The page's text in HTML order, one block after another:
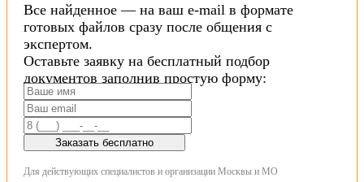
Все найденное — на ваш e-mail в формате
готовых файлов сразу после общения с
экспертом.
Оставьте заявку на бесплатный подбор
документов заполнив простую форму:
Заказать бесплатно
Для действующих специалистов и организации Москвы и МО